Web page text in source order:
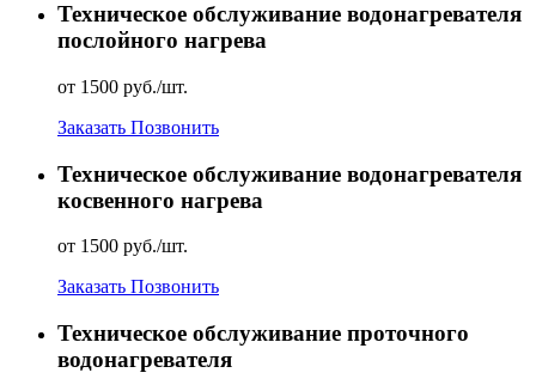
Техническое обслуживание водонагревателя
послойного нагрева
от 1500 руб./шт.
Заказать Позвонить
Техническое обслуживание водонагревателя
косвенного нагрева
от 1500 руб./шт.
Заказать Позвонить
Техническое обслуживание проточного
водонагревателя